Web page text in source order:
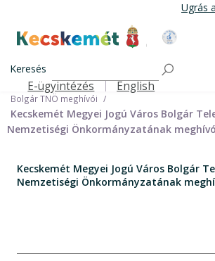
tartalomra
Ugrás
Kecskemét Város Honlapja
Keresés
Felső navigáció
E-ügyintézés English
Önkormányzat
Nemzetiségi Önkormányzatok
Bolgár Települési Nemzetiségi Önkormányzat
Bolgár TNÖ meghívói
Kecskemét Megyei Jogú Város Bolgár
Nemzetiségi Önkormányzatának
Kecskemét Megyei Jogú Város Bolgár
Nemzetiségi Önkormányzatának